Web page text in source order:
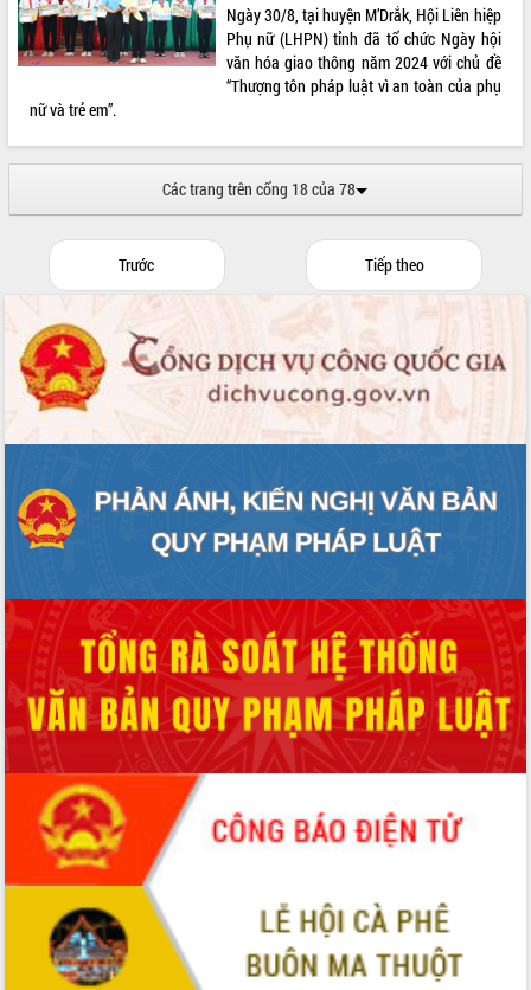
Đắk Lắk công bố Quy hoạch và xúc
tiến đầu tư tỉnh
Ngành cá ngừ Đắk Lắk chủ động thích
ứng để giữ vững thị trường xuất khẩu
phá cơ chế - Hợp tác công tư
Đề án 06 tạo bước ngoặt đột phá trong
cải cách hành chính tỉnh Đắk Lắk
để phát triển du lịch Đắk Lắk
Khởi động Dự án Đầu tư xây dựng hạ
tầng kỹ thuật Cụm công nghiệp Tân
Tiến
Gặp mặt các cơ quan báo chí nhân Kỷ
niệm 101 năm Ngày Báo chí Cách
mạng Việt Nam
Họp báo thông tin về Hội nghị Công bố
Quy hoạch và Xúc tiến đầu tư tỉnh Đắk
Lắk
HĐND tỉnh thông qua điều chỉnh Quy
hoạch tỉnh thời kỳ 2021-2030
Hội thảo góp ý hồ sơ điều chỉnh quy
hoạch tỉnh Đắk Lắk thời kỳ 2021-2030,
tầm nhìn đến năm 2050
Nâng cao hiệu quả hoạt động của các
doanh nghiệp nhà nước
Hội nghị triển khai kết nối mạng
truyền số liệu chuyên dùng phục vụ cơ
quan Đảng, Nhà nước
Lễ phát động chuỗi hoạt động chung
tay làm sạch môi trường
Xã Ea Kar bước chuyển mình trong
công tác cải cách hành chính mô hình
Ngày 30/8, tại huyện M’Drắk, Hội Liên hiệp
Phụ nữ (LHPN) tỉnh đã tổ chức Ngày hội
văn hóa giao thông năm 2024 với chủ đề
“Thượng tôn pháp luật vì an toàn của phụ
nữ và trẻ em”.
Các trang trên cổng 18 của 78
Trước Tiếp theo